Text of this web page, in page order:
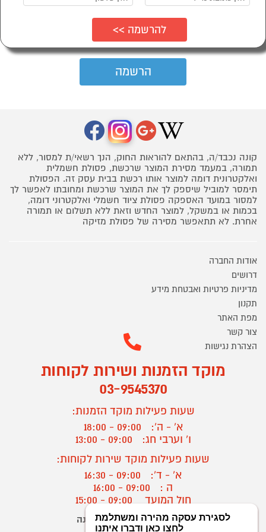
קונה נכבד/ה, בהתאם להוראות החוק, הנך רשאי/ת למסור, ללא
תמורה, במעמד מסירת המוצר שרכשת, פסולת חשמלית
ואלקטרונית דומה למוצר אותו רכשת בבית עסק זה. הפסולת
תימסר למוביל שיספק לך את המוצר שרכשת ומחובתו לאפשר לך
למסור במועד האספקה פסולת ציוד חשמלי ואלקטרוני דומה,
בכמות או במשקל, למוצר החדש וזאת ללא תשלום או תמורה
אחרת. לא תתאפשר מסירה של פסולת מזיקה
אודות החברה
דרושים
מדיניות פרטיות ואבטחת מידע
תקנון
מפת האתר
צור קשר
הצהרת נגישות
מוקד הזמנות ושירות לקוחות
03-9545370
שעות פעילות מוקד הזמנות:
א' - ה':
09:00 - 18:00
ו' וערבי חג:
09:00 - 13:00
שעות פעילות מוקד שירות לקוחות:
א' - ד':
09:00 - 16:30
ה :
09:00 - 16:00
חול המועד
? יצירת קשר/ביטול הזמנה